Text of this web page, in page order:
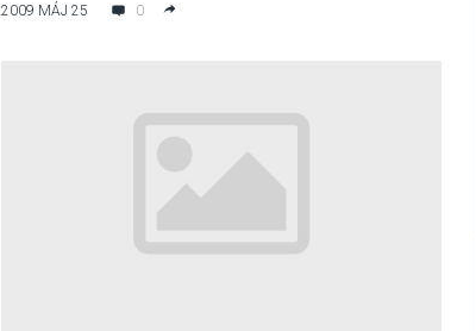
2009 MÁJ 25 0